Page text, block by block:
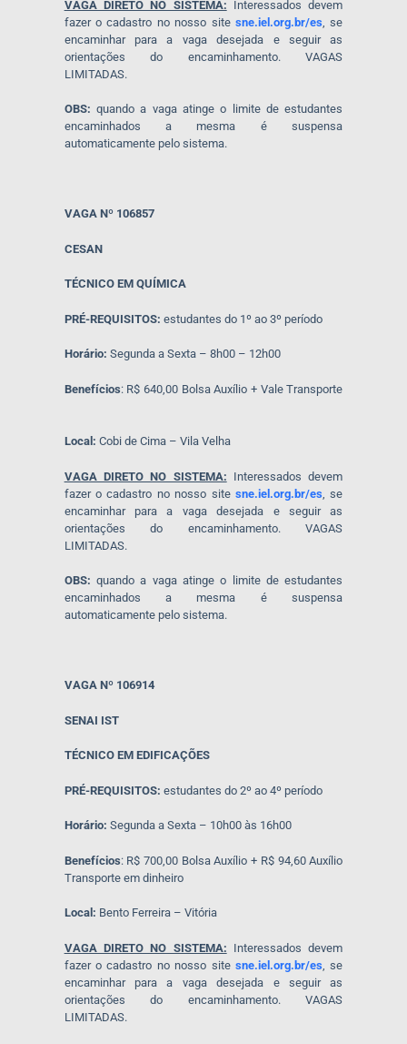
VAGA DIRETO NO SISTEMA: Interessados devem
fazer o cadastro no nosso site sne.iel.org.br/es , se
encaminhar para a vaga desejada e seguir as
orientações do encaminhamento. VAGAS
LIMITADAS.
OBS: quando a vaga atinge o limite de estudantes
encaminhados a mesma é suspensa
automaticamente pelo sistema.
VAGA Nº 106857
CESAN
TÉCNICO EM QUÍMICA
PRÉ-REQUISITOS: estudantes do 1º ao 3º período
Horário: Segunda a Sexta – 8h00 – 12h00
Benefícios: R$ 640,00 Bolsa Auxílio + Vale Transporte
Local: Cobi de Cima – Vila Velha
VAGA DIRETO NO SISTEMA: Interessados devem
fazer o cadastro no nosso site sne.iel.org.br/es , se
encaminhar para a vaga desejada e seguir as
orientações do encaminhamento. VAGAS
LIMITADAS.
OBS: quando a vaga atinge o limite de estudantes
encaminhados a mesma é suspensa
automaticamente pelo sistema.
VAGA Nº 106914
SENAI IST
TÉCNICO EM EDIFICAÇÕES
PRÉ-REQUISITOS: estudantes do 2º ao 4º período
Horário: Segunda a Sexta – 10h00 às 16h00
Benefícios: R$ 700,00 Bolsa Auxílio + R$ 94,60 Auxílio
Transporte em dinheiro
Local: Bento Ferreira – Vitória
VAGA DIRETO NO SISTEMA: Interessados devem
fazer o cadastro no nosso site sne.iel.org.br/es , se
encaminhar para a vaga desejada e seguir as
orientações do encaminhamento. VAGAS
LIMITADAS.